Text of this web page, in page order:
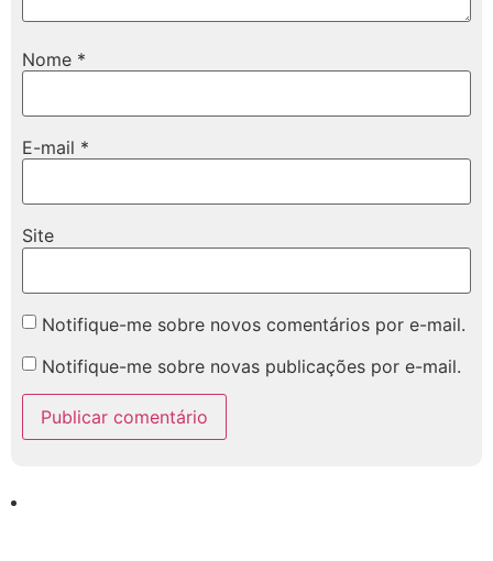
Nome *
E-mail *
Site
Notifique-me sobre novos comentários por e-mail.
Notifique-me sobre novas publicações por e-mail.